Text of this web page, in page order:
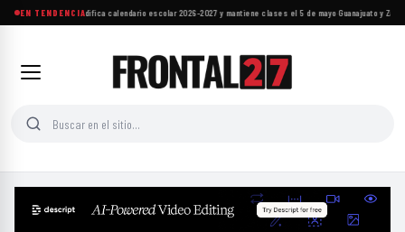
EN TENDENCIA
Aguascalientes modifica calendario escolar 2026-2027 y mantiene clases el 5 de mayo·Guanajuato y